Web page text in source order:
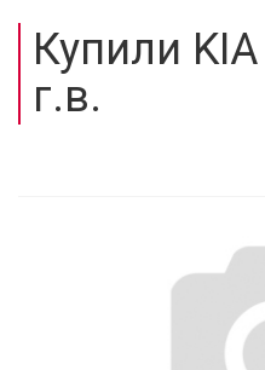
Купили
г.в.